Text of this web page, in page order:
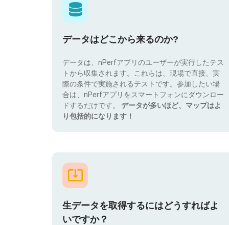
データはどこから来るのか?
データは、nPerfアプリのユーザーが実行したテス
トから収集されます。これらは、現場で直接、実
際の条件で実施されるテストです。参加したい場
合は、nPerfアプリをスマートフォンにダウンロー
ドするだけです。 データが多いほど、マップはよ
り包括的になります！
生データを取得するにはどうすればよ
いですか？